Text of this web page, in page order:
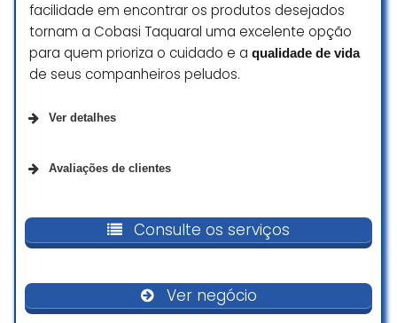
facilidade em encontrar os produtos desejados
tornam a Cobasi Taquaral uma excelente opção
para quem prioriza o cuidado e a qualidade de vida
de seus companheiros peludos.
Ver detalhes
Retirada na loja
Avaliações de clientes
iracema souza
Consulte os serviços
Ver negócio